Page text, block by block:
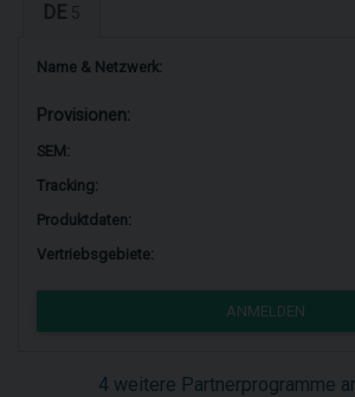
DE
Name & Netzwerk:
Provisionen:
SEM:
Tracking:
Produktdaten:
Vertriebsgebiete:
ANMELDEN
4 weitere Partnerprogramme